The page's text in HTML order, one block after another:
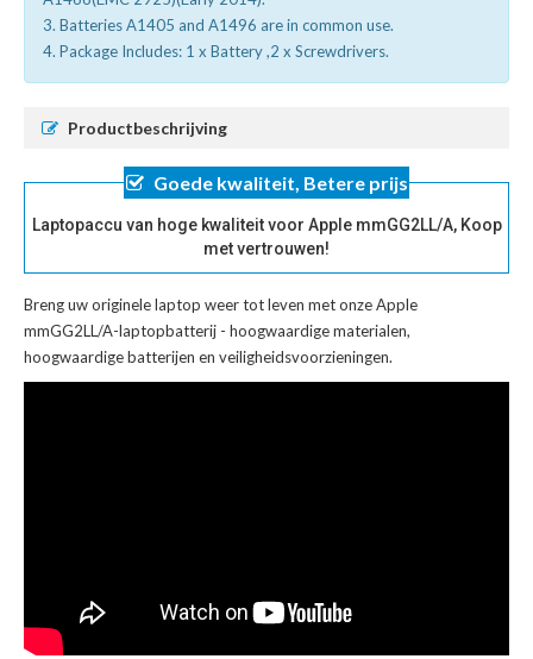
3. Batteries A1405 and A1496 are in common use.
4. Package Includes: 1 x Battery ,2 x Screwdrivers.
Productbeschrijving
Goede kwaliteit, Betere prijs
Laptopaccu van hoge kwaliteit voor Apple mmGG2LL/A, Koop
met vertrouwen!
Breng uw originele laptop weer tot leven met onzeApple
mmGG2LL/A-laptopbatterij - hoogwaardige materialen,
hoogwaardige batterijen en veiligheidsvoorzieningen.